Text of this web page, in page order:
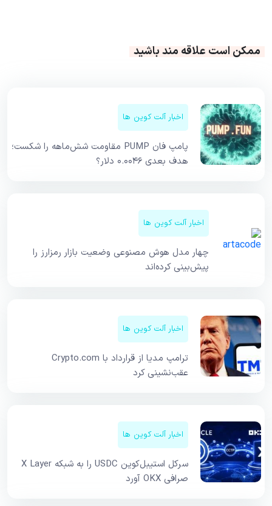
ممکن است علاقه مند باشید
اخبار آلت کوین ها
پامپ فان PUMP مقاومت شش‌ماهه را شکست؛
هدف بعدی ۰.۰۰۴۶ دلار؟
اخبار آلت کوین ها
چهار مدل هوش مصنوعی وضعیت بازار رمزارز را
پیش‌بینی کرده‌اند
اخبار آلت کوین ها
ترامپ مدیا از قرارداد با Crypto.com
عقب‌نشینی کرد
اخبار آلت کوین ها
سرکل استیبل‌کوین USDC را به شبکه X Layer
صرافی OKX آورد